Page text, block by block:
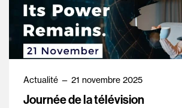
Actualité — 21 novembre 2025
Journée de la télévision